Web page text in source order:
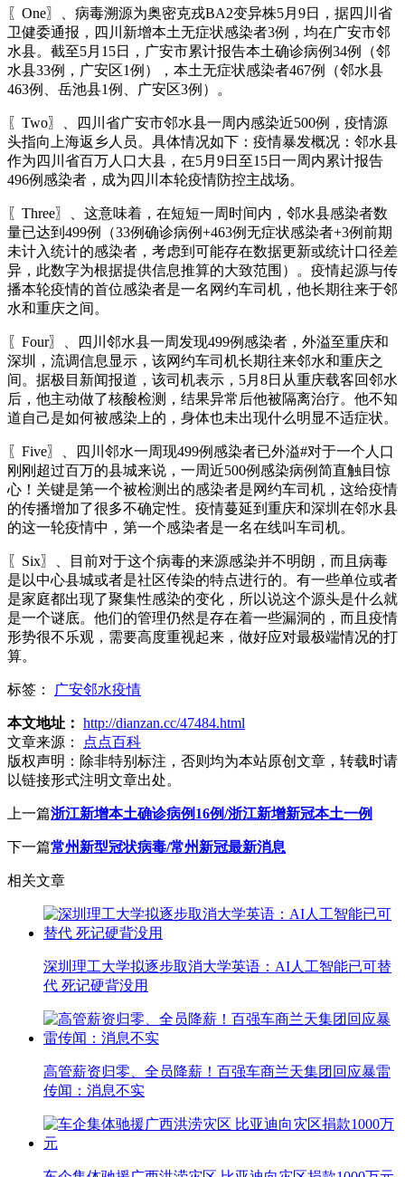
〖One〗、病毒溯源为奥密克戎BA2变异株5月9日，据四川省
卫健委通报，四川新增本土无症状感染者3例，均在广安市邻
水县。截至5月15日，广安市累计报告本土确诊病例34例（邻
水县33例，广安区1例），本土无症状感染者467例（邻水县
463例、岳池县1例、广安区3例）。
〖Two〗、四川省广安市邻水县一周内感染近500例，疫情源
头指向上海返乡人员。具体情况如下：疫情暴发概况：邻水县
作为四川省百万人口大县，在5月9日至15日一周内累计报告
496例感染者，成为四川本轮疫情防控主战场。
〖Three〗、这意味着，在短短一周时间内，邻水县感染者数
量已达到499例（33例确诊病例+463例无症状感染者+3例前期
未计入统计的感染者，考虑到可能存在数据更新或统计口径差
异，此数字为根据提供信息推算的大致范围）。疫情起源与传
播本轮疫情的首位感染者是一名网约车司机，他长期往来于邻
水和重庆之间。
〖Four〗、四川邻水县一周发现499例感染者，外溢至重庆和
深圳，流调信息显示，该网约车司机长期往来邻水和重庆之
间。据极目新闻报道，该司机表示，5月8日从重庆载客回邻水
后，他主动做了核酸检测，结果异常后他被隔离治疗。他不知
道自己是如何被感染上的，身体也未出现什么明显不适症状。
〖Five〗、四川邻水一周现499例感染者已外溢#对于一个人口
刚刚超过百万的县城来说，一周近500例感染病例简直触目惊
心！关键是第一个被检测出的感染者是网约车司机，这给疫情
的传播增加了很多不确定性。疫情蔓延到重庆和深圳在邻水县
的这一轮疫情中，第一个感染者是一名在线叫车司机。
〖Six〗、目前对于这个病毒的来源感染并不明朗，而且病毒
是以中心县城或者是社区传染的特点进行的。有一些单位或者
是家庭都出现了聚集性感染的变化，所以说这个源头是什么就
是一个谜底。他们的管理仍然是存在着一些漏洞的，而且疫情
形势很不乐观，需要高度重视起来，做好应对最极端情况的打
算。
标签： 广安邻水疫情
本文地址： http://dianzan.cc/47484.html
文章来源：
点点百科
版权声明： 除非特别标注，否则均为本站原创文章，转载时请
以链接形式注明文章出处。
上一篇浙江新增本土确诊病例16例/浙江新增新冠本土一例
下一篇常州新型冠状病毒/常州新冠最新消息
相关文章
深圳理工大学拟逐步取消大学英语：AI人工智能已可替
代 死记硬背没用
高管薪资归零、全员降薪！百强车商兰天集团回应暴雷
传闻：消息不实